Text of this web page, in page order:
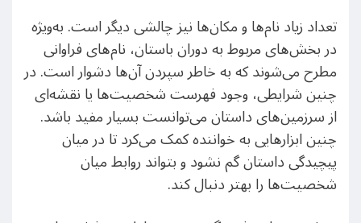
تعداد زیاد نام‌ها و مکان‌ها نیز چالشی دیگر است. به‌ویژه
در بخش‌های مربوط به دوران باستان، نام‌های فراوانی
مطرح می‌شوند که به خاطر سپردن آن‌ها دشوار است. در
چنین شرایطی، وجود فهرست شخصیت‌ها یا نقشه‌ای
از سرزمین‌های داستان می‌توانست بسیار مفید باشد.
چنین ابزارهایی به خواننده کمک می‌کرد تا در میان
پیچیدگی داستان گم نشود و بتواند روابط میان
شخصیت‌ها را بهتر دنبال کند.